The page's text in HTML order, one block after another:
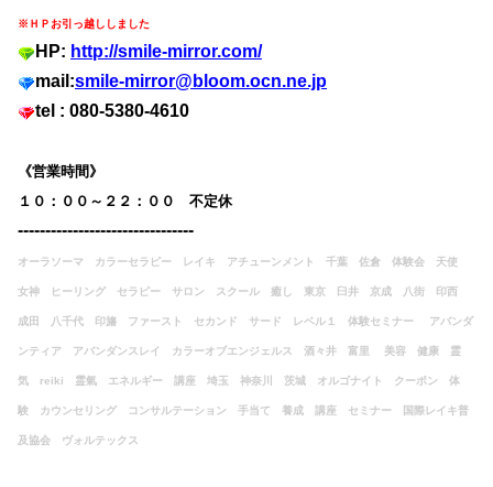
※ＨＰお引っ越ししました
HP: http://smile-mirror.com/
mail:smile-mirror@bloom.ocn.ne.jp
tel : 080-5380-4610
《営業時間》
１０：００～２２：００ 不定休
--------------------------------
オーラソーマ カラーセラピー レイキ アチューンメント 千葉 佐倉 体験会 天使
女神 ヒーリング セラピー サロン スクール 癒し 東京 臼井 京成 八街 印西
成田 八千代 印旛 ファースト セカンド サード レベル１ 体験セミナー アバンダ
ンティア アバンダンスレイ カラーオブエンジェルス 酒々井 富里 美容 健康 霊
気 reiki 霊氣 エネルギー 講座 埼玉 神奈川 茨城 オルゴナイト クーポン 体
験 カウンセリング コンサルテーション 手当て 養成 講座 セミナー 国際レイキ普
及協会 ヴォルテックス